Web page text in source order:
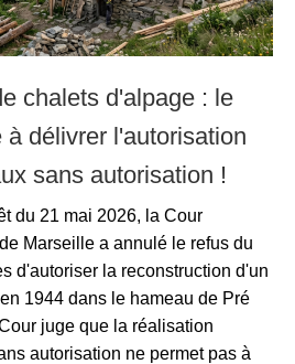
chalets d'alpage : le
à délivrer l'autorisation
sans autorisation !
du 21 mai 2026, la Cour
Marseille a annulé le refus du
d'autoriser la reconstruction d'un
1944 dans le hameau de Pré
juge que la réalisation
autorisation ne permet pas à